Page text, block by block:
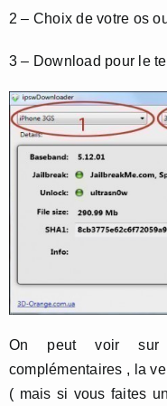
2 – Choix de votre os
3 – Download pour le
On peut voir sur
complémentaires , la
( mais si vous faites